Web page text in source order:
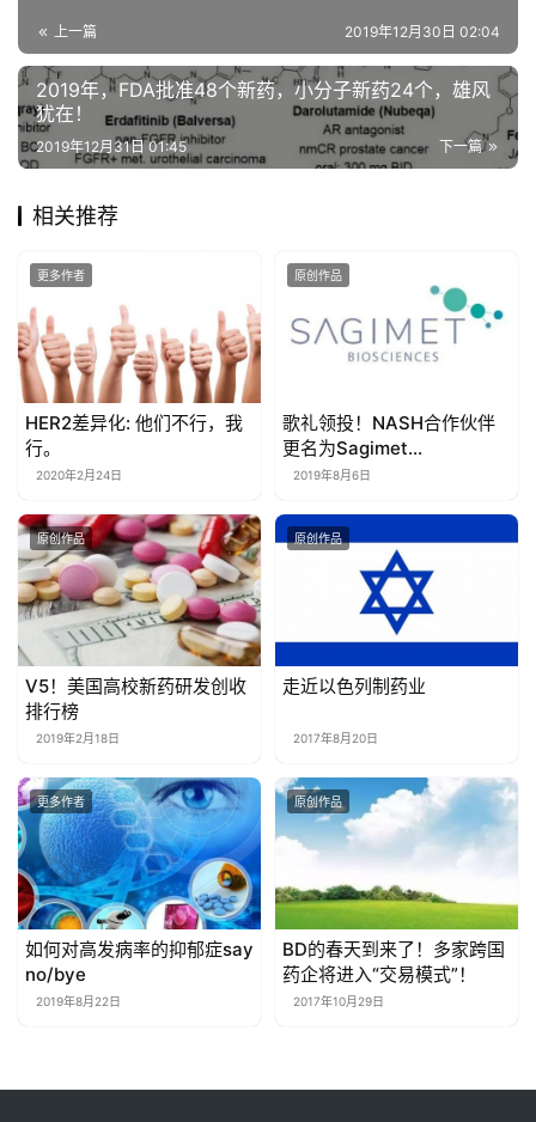
上一篇 2019年12月30日 02:04
2019年，FDA批准48个新药，小分子新药24个，雄风
犹在！
下一篇
2019年12月31日 01:45
相关推荐
更多作者
HER2差异化: 他们不行，我
行。
2020年2月24日
原创作品
歌礼领投！NASH合作伙伴
更名为Sagimet
Biosciences，完成E轮
2019年8月6日
原创作品
V5！美国高校新药研发创收
排行榜
2019年2月18日
原创作品
走近以色列制药业
2017年8月20日
更多作者
如何对高发病率的抑郁症say
no/bye
2019年8月22日
原创作品
BD的春天到来了！多家跨国
药企将进入“交易模式”！
2017年10月29日